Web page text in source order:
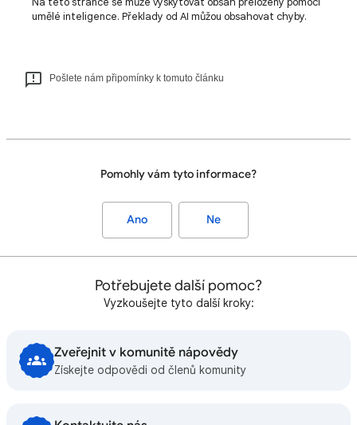
umělé inteligence. Překlady od AI můžou obsahovat chyby.
Pošlete nám připomínky k tomuto článku
Pomohly vám tyto informace?
Ano Ne
Potřebujete další pomoc?
Vyzkoušejte tyto další kroky:
Zveřejnit v komunitě nápovědy
Získejte odpovědi od členů komunity